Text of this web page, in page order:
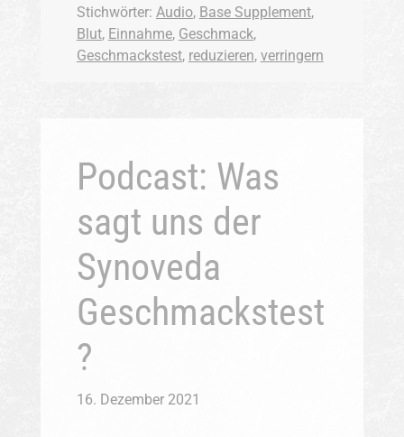
Stichwörter: Audio, Base Supplement,
Blut, Einnahme, Geschmack,
Geschmackstest, reduzieren, verringern
Podcast: Was
sagt uns der
Synoveda
Geschmackstest
?
16. Dezember 2021